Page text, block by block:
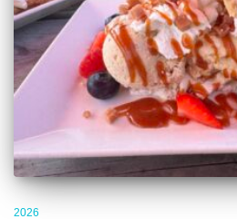
2026